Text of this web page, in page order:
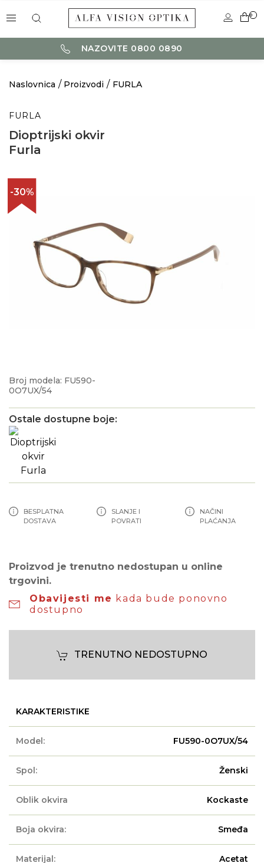
0
NAZOVITE 0800 0890
Naslovnica Proizvodi FURLA
FURLA
Dioptrijski okvir
Furla
-30%
Broj modela: FU590-
0O7UX/54
Ostale dostupne boje:
BESPLATNA
DOSTAVA
SLANJE I
POVRATI
NAČINI
PLAĆANJA
Proizvod je trenutno nedostupan u online
trgovini.
Obavijesti me kada bude ponovno
dostupno
TRENUTNO NEDOSTUPNO
KARAKTERISTIKE
Model: FU590-0O7UX/54
Spol: Ženski
Oblik okvira Kockaste
Boja okvira: Smeđa
Materijal: Acetat